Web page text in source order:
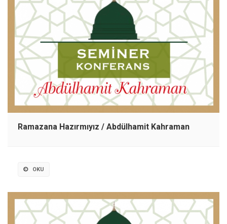
Ramazana Hazırmıyız / Abdülhamit Kahraman
OKU